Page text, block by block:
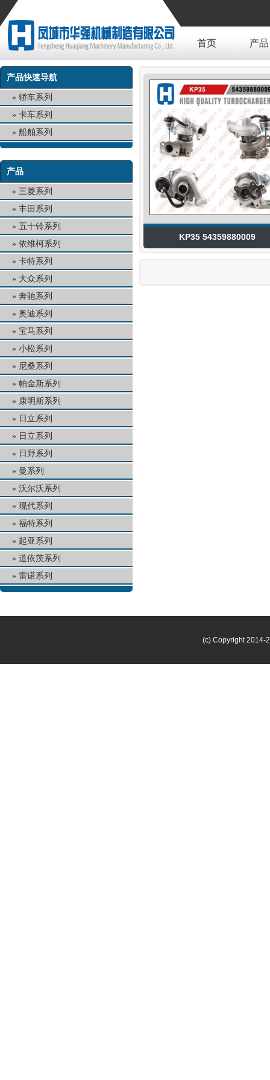
首页 产品
产品快速导航
轿车系列
卡车系列
船舶系列
产品
三菱系列
丰田系列
五十铃系列
依维柯系列
卡特系列
大众系列
奔驰系列
奥迪系列
宝马系列
小松系列
尼桑系列
帕金斯系列
康明斯系列
日立系列
日立系列
日野系列
曼系列
沃尔沃系列
现代系列
福特系列
起亚系列
道依茨系列
雷诺系列
KP35 54359880009
(c) Copyright 2014-